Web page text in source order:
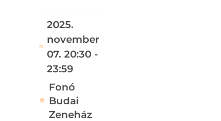
2025.
november
07. 20:30 -
23:59
Fonó
Budai
Zeneház